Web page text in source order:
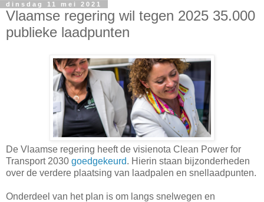
dinsdag 11 mei 2021
Vlaamse regering wil tegen 2025 35.000
publieke laadpunten
De Vlaamse regering heeft de visienota Clean Power for
Transport 2030 goedgekeurd. Hierin staan bijzonderheden
over de verdere plaatsing van laadpalen en snellaadpunten.
Onderdeel van het plan is om langs snelwegen en